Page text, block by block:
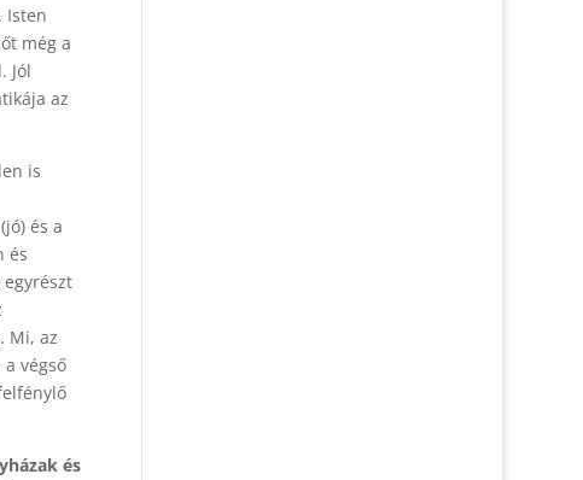
Isten
még a
Jól
az
is
és a
és
Mi, az
végső
és